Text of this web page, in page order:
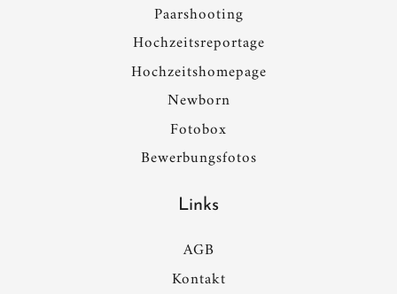
Paarshooting
Hochzeitsreportage
Hochzeitshomepage
Newborn
Fotobox
Bewerbungsfotos
Links
AGB
Kontakt